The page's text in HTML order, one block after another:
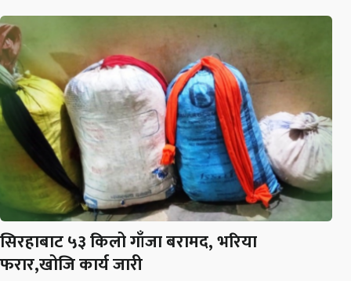
सिरहाबाट ५३ किलो गाँजा बरामद, भरिया
फरार,खोजि कार्य जारी